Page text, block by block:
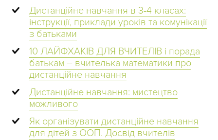
Дистанційне навчання в 3-4 класах:
інструкції, приклади уроків та комунікації
з батьками
10 ЛАЙФХАКІВ ДЛЯ ВЧИТЕЛІВ і порада
батькам – вчителька математики про
дистанційне навчання
Дистанційне навчання: мистецтво
можливого
Як організувати дистанційне навчання
для дітей з ООП. Досвід вчителів